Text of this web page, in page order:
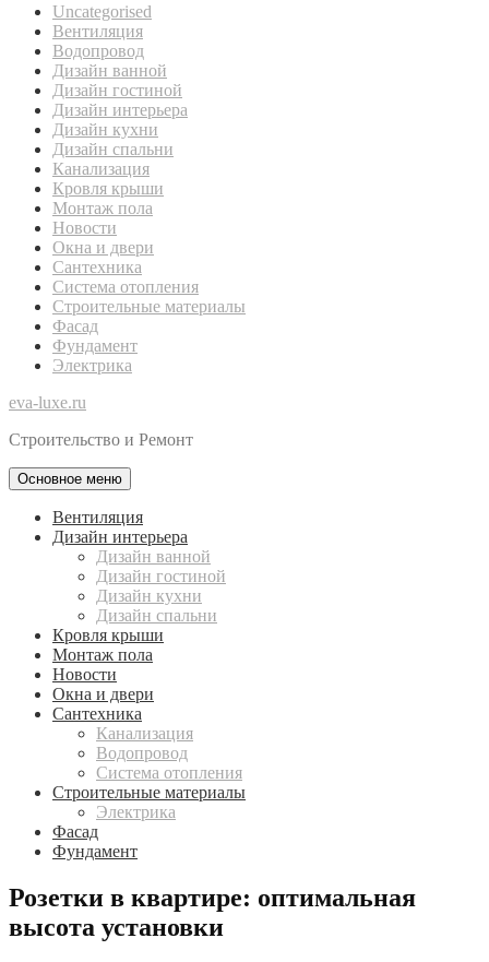
Uncategorised
Вентиляция
Водопровод
Дизайн ванной
Дизайн гостиной
Дизайн интерьера
Дизайн кухни
Дизайн спальни
Канализация
Кровля крыши
Монтаж пола
Новости
Окна и двери
Сантехника
Система отопления
Строительные материалы
Фасад
Фундамент
Электрика
eva-luxe.ru
Строительство и Ремонт
Основное меню
Вентиляция
Дизайн интерьера
Дизайн ванной
Дизайн гостиной
Дизайн кухни
Дизайн спальни
Кровля крыши
Монтаж пола
Новости
Окна и двери
Сантехника
Канализация
Водопровод
Система отопления
Строительные материалы
Электрика
Фасад
Фундамент
Розетки в квартире: оптимальная
высота установки